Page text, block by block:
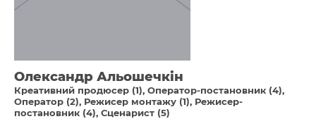
Олександр Альошечкін
Креативний продюсер (1) Оператор-постановник (4)
Оператор (2) Режисер монтажу (1) Режисер-
постановник (4) Сценарист (5)